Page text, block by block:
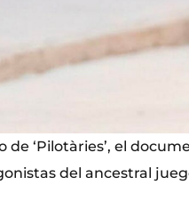
de ‘Pilotàries’, el
del ancestral